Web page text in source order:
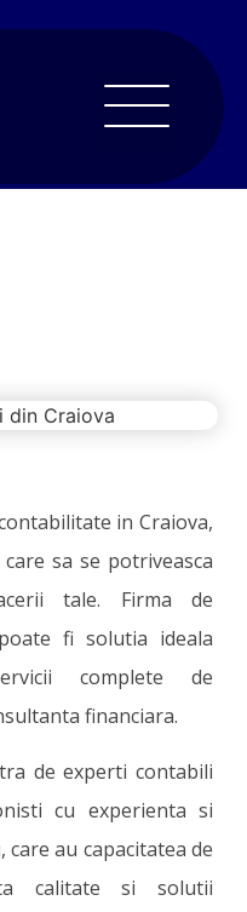
in Craiova,
sa se potriveasca
tale. Firma de
fi solutia ideala
complete de
financiara.
de experti contabili
cu experienta si
au capacitatea de
calitate si solutii